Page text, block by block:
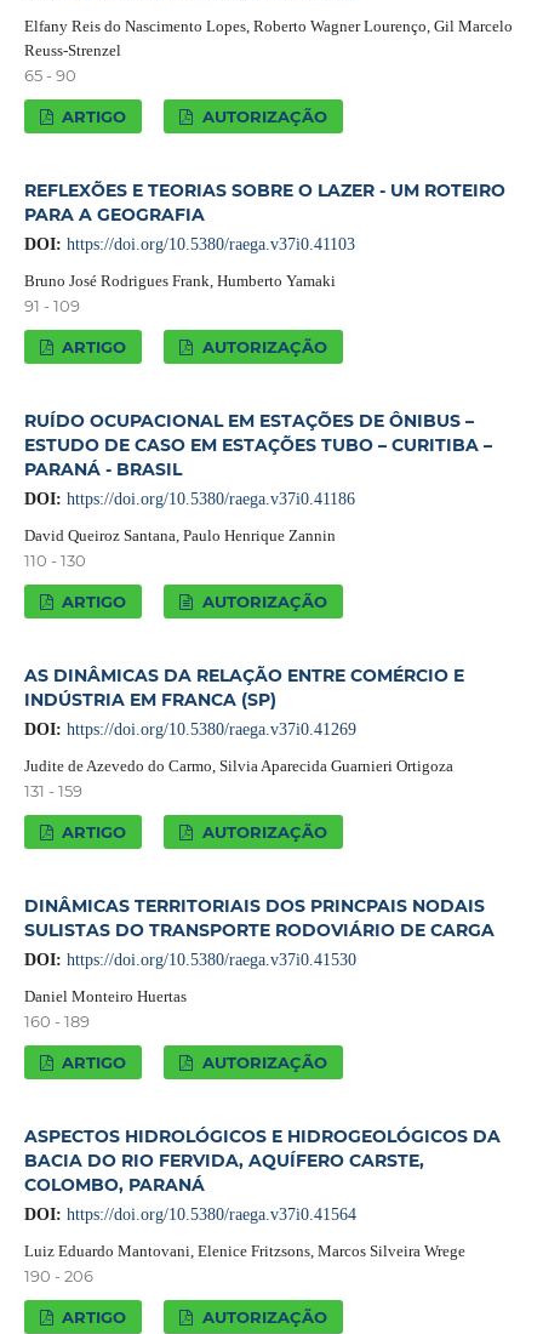
Elfany Reis do Nascimento Lopes, Roberto Wagner Lourenço, Gil Marcelo
Reuss-Strenzel
65 - 90
ARTIGO AUTORIZAÇÃO
REFLEXÕES E TEORIAS SOBRE O LAZER - UM ROTEIRO
PARA A GEOGRAFIA
DOI: https://doi.org/10.5380/raega.v37i0.41103
Bruno José Rodrigues Frank, Humberto Yamaki
91 - 109
ARTIGO AUTORIZAÇÃO
RUÍDO OCUPACIONAL EM ESTAÇÕES DE ÔNIBUS –
ESTUDO DE CASO EM ESTAÇÕES TUBO – CURITIBA –
PARANÁ - BRASIL
DOI: https://doi.org/10.5380/raega.v37i0.41186
David Queiroz Santana, Paulo Henrique Zannin
110 - 130
ARTIGO AUTORIZAÇÃO
AS DINÂMICAS DA RELAÇÃO ENTRE COMÉRCIO E
INDÚSTRIA EM FRANCA (SP)
DOI: https://doi.org/10.5380/raega.v37i0.41269
Judite de Azevedo do Carmo, Silvia Aparecida Guarnieri Ortigoza
131 - 159
ARTIGO AUTORIZAÇÃO
DINÂMICAS TERRITORIAIS DOS PRINCPAIS NODAIS
SULISTAS DO TRANSPORTE RODOVIÁRIO DE CARGA
DOI: https://doi.org/10.5380/raega.v37i0.41530
Daniel Monteiro Huertas
160 - 189
ARTIGO AUTORIZAÇÃO
ASPECTOS HIDROLÓGICOS E HIDROGEOLÓGICOS DA
BACIA DO RIO FERVIDA, AQUÍFERO CARSTE,
COLOMBO, PARANÁ
DOI: https://doi.org/10.5380/raega.v37i0.41564
Luiz Eduardo Mantovani, Elenice Fritzsons, Marcos Silveira Wrege
190 - 206
ARTIGO AUTORIZAÇÃO